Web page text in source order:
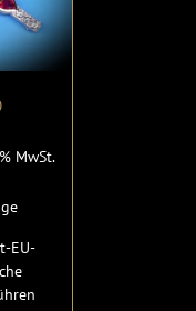
MwSt.
EU-